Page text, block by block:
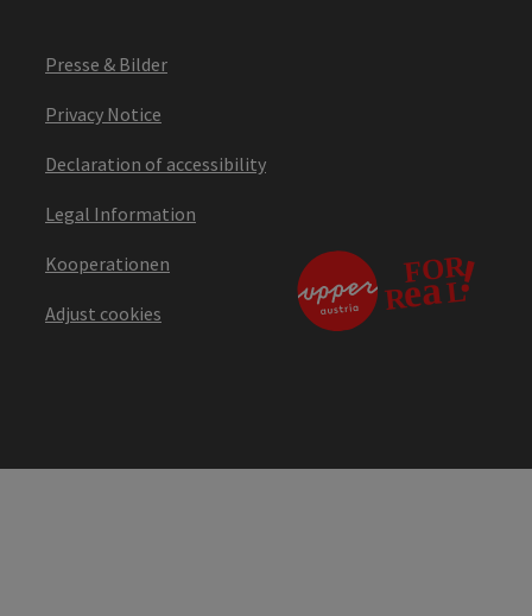
Presse & Bilder
Privacy Notice
Declaration of accessibility
Legal Information
Kooperationen
Adjust cookies